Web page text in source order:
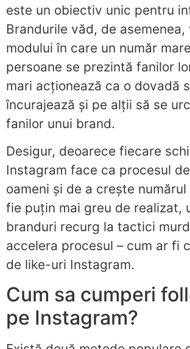
este un obiectiv unic pentru
Brandurile văd, de asemenea,
modului în care un număr
persoane se prezintă fanilor
mari acționează ca o dovadă
încurajează și pe alții să se
fanilor unui brand.
Desigur, deoarece fiecare
Instagram face ca procesul
oameni și de a crește
fie puțin mai greu de realizat,
branduri recurg la tactici
accelera procesul – cum ar fi
de like-uri Instagram.
Cum sa cumperi
pe Instagram?